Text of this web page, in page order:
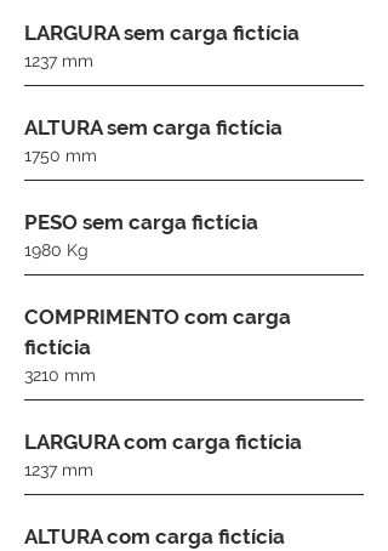
LARGURA sem carga fictícia
1237 mm
ALTURA sem carga fictícia
1750 mm
PESO sem carga fictícia
1980 Kg
COMPRIMENTO com carga
fictícia
3210 mm
LARGURA com carga fictícia
1237 mm
ALTURA com carga fictícia